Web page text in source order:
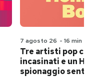
7 agosto 26 - 16 min
Tre artisti pop
incasinati e un
spionaggio